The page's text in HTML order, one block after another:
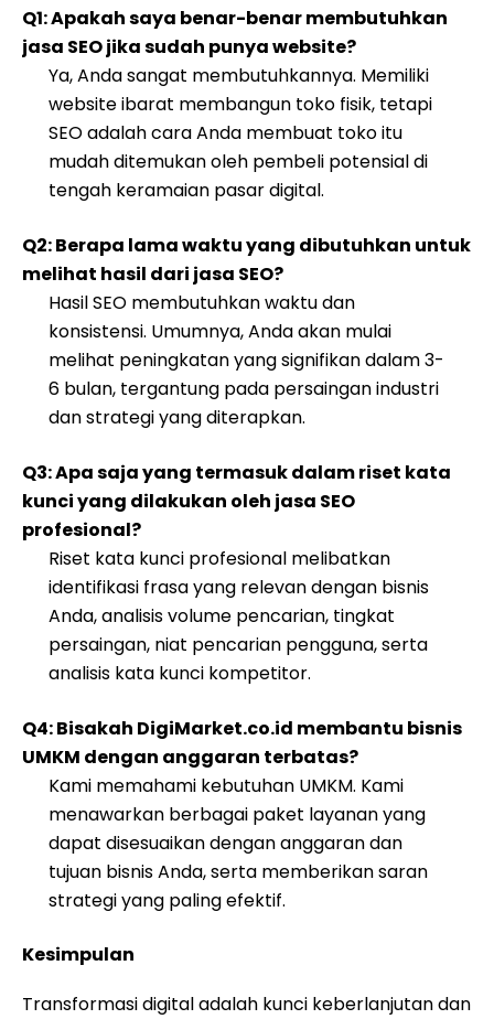
Q1: Apakah saya benar-benar membutuhkan
jasa SEO jika sudah punya website?
Ya, Anda sangat membutuhkannya. Memiliki
website ibarat membangun toko fisik, tetapi
SEO adalah cara Anda membuat toko itu
mudah ditemukan oleh pembeli potensial di
tengah keramaian pasar digital.
Q2: Berapa lama waktu yang dibutuhkan untuk
melihat hasil dari jasa SEO?
Hasil SEO membutuhkan waktu dan
konsistensi. Umumnya, Anda akan mulai
melihat peningkatan yang signifikan dalam 3-
6 bulan, tergantung pada persaingan industri
dan strategi yang diterapkan.
Q3: Apa saja yang termasuk dalam riset kata
kunci yang dilakukan oleh jasa SEO
profesional?
Riset kata kunci profesional melibatkan
identifikasi frasa yang relevan dengan bisnis
Anda, analisis volume pencarian, tingkat
persaingan, niat pencarian pengguna, serta
analisis kata kunci kompetitor.
Q4: Bisakah DigiMarket.co.id membantu bisnis
UMKM dengan anggaran terbatas?
Kami memahami kebutuhan UMKM. Kami
menawarkan berbagai paket layanan yang
dapat disesuaikan dengan anggaran dan
tujuan bisnis Anda, serta memberikan saran
strategi yang paling efektif.
Kesimpulan
Transformasi digital adalah kunci keberlanjutan dan